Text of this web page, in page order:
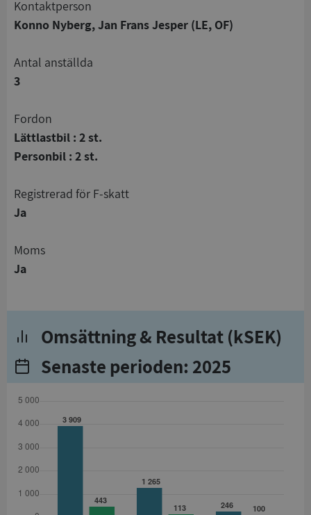
Kontaktperson
Konno Nyberg, Jan Frans Jesper (LE, OF)
Antal anställda
3
Fordon
Lättlastbil : 2 st.
Personbil : 2 st.
registrerad för F-skatt
Ja
Moms
Ja
Omsättning & Resultat (kSEK)
Senaste perioden: 2025